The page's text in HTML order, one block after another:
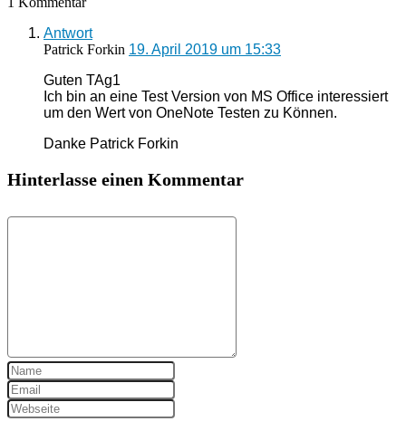
Antwort
Patrick Forkin 19. April 2019 um 15:33
Guten TAg1
Ich bin an eine Test Version von MS Office interessiert
um den Wert von OneNote Testen zu Können.
Danke Patrick Forkin
Hinterlasse einen Kommentar